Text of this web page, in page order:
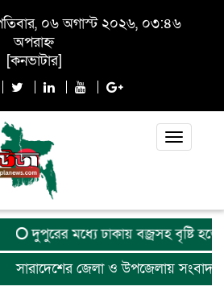
০৬ অগাস্ট ২০২৬, ০৩:৪৬
অপরাহ্ন
[কনভাটার]
Toggle
দুপুরের মধ্যে ঢাকায় বজ্রসহ বৃষ্টি হতে পারে
সারাদেশের জেলা ও উপজেলায়